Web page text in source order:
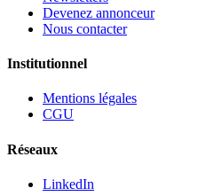
Devenez annonceur
Nous contacter
Institutionnel
Mentions légales
CGU
Réseaux
LinkedIn